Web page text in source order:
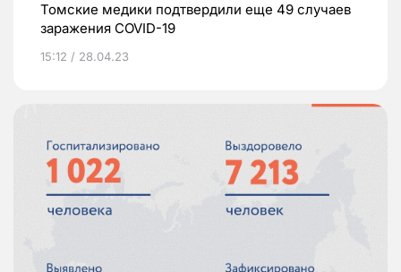
Томские медики подтвердили еще 49 случаев
заражения COVID-19
15:12 / 28.04.23